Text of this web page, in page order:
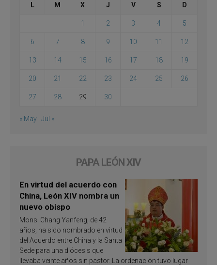
L M X J V S D
1 2 3 4 5
6 7 8 9 10 11 12
13 14 15 16 17 18 19
20 21 22 23 24 25 26
27 28 29 30
« May Jul »
PAPA LEÓN XIV
En virtud del acuerdo con
China, León XIV nombra un
nuevo obispo
Mons. Chang Yanfeng, de 42
años, ha sido nombrado en virtud
del Acuerdo entre China y la Santa
Sede para una diócesis que
llevaba veinte años sin pastor. La ordenación tuvo lugar